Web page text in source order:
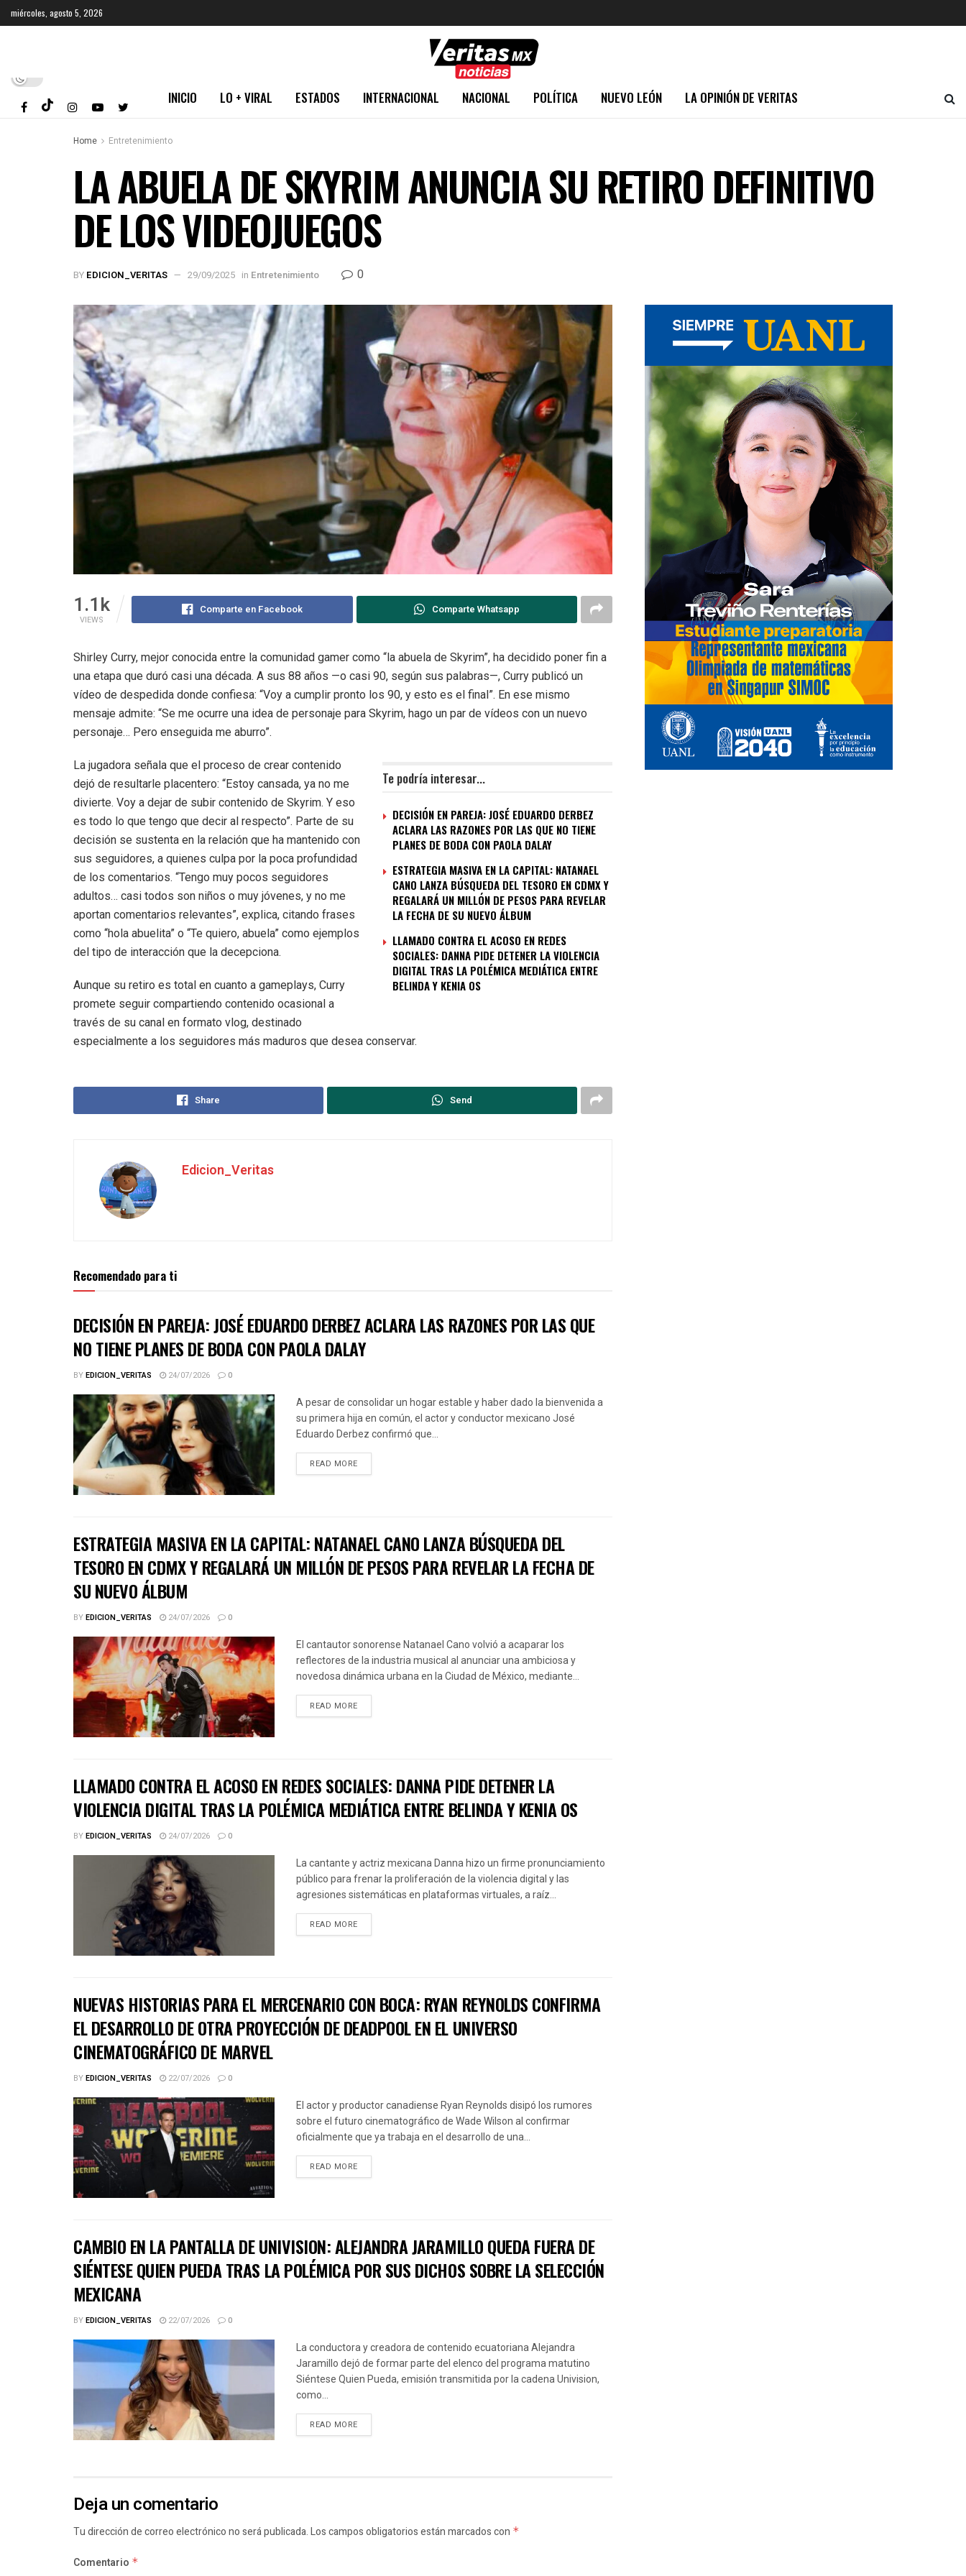
miércoles, agosto 5, 2026
INICIO LO + VIRAL ESTADOS INTERNACIONAL NACIONAL POLÍTICA NUEVO LEÓN LA OPINIÓN DE VERITAS
Home Entretenimiento
LA ABUELA DE SKYRIM ANUNCIA SU RETIRO DEFINITIVO
DE LOS VIDEOJUEGOS
BY EDICION_VERITAS 29/09/2025 in Entretenimiento 0
1.1k
VIEWS
Comparte en Facebook Comparte Whatsapp
Shirley Curry, mejor conocida entre la comunidad gamer como “la abuela de Skyrim”, ha decidido poner fin a
una etapa que duró casi una década. A sus 88 años —o casi 90, según sus palabras—, Curry publicó un
vídeo de despedida donde confiesa: “Voy a cumplir pronto los 90, y esto es el final”. En ese mismo
mensaje admite: “Se me ocurre una idea de personaje para Skyrim, hago un par de vídeos con un nuevo
personaje… Pero enseguida me aburro”.
Te podría interesar...
DECISIÓN EN PAREJA: JOSÉ EDUARDO DERBEZ
ACLARA LAS RAZONES POR LAS QUE NO TIENE
PLANES DE BODA CON PAOLA DALAY
ESTRATEGIA MASIVA EN LA CAPITAL: NATANAEL
CANO LANZA BÚSQUEDA DEL TESORO EN CDMX Y
REGALARÁ UN MILLÓN DE PESOS PARA REVELAR
LA FECHA DE SU NUEVO ÁLBUM
LLAMADO CONTRA EL ACOSO EN REDES
SOCIALES: DANNA PIDE DETENER LA VIOLENCIA
DIGITAL TRAS LA POLÉMICA MEDIÁTICA ENTRE
BELINDA Y KENIA OS
La jugadora señala que el proceso de crear contenido
dejó de resultarle placentero: “Estoy cansada, ya no me
divierte. Voy a dejar de subir contenido de Skyrim. Y eso
es todo lo que tengo que decir al respecto”. Parte de su
decisión se sustenta en la relación que ha mantenido con
sus seguidores, a quienes culpa por la poca profundidad
de los comentarios. “Tengo muy pocos seguidores
adultos… casi todos son niños o muy jóvenes, y no me
aportan comentarios relevantes”, explica, citando frases
como “hola abuelita” o “Te quiero, abuela” como ejemplos
del tipo de interacción que la decepciona.
Aunque su retiro es total en cuanto a gameplays, Curry
promete seguir compartiendo contenido ocasional a
través de su canal en formato vlog, destinado
especialmente a los seguidores más maduros que desea conservar.
Share Send
Edicion_Veritas
Recomendado para ti
DECISIÓN EN PAREJA: JOSÉ EDUARDO DERBEZ ACLARA LAS RAZONES POR LAS QUE
NO TIENE PLANES DE BODA CON PAOLA DALAY
BYEDICION_VERITAS 24/07/2026 0
A pesar de consolidar un hogar estable y haber dado la bienvenida a
su primera hija en común, el actor y conductor mexicano José
Eduardo Derbez confirmó que...
READ MORE
ESTRATEGIA MASIVA EN LA CAPITAL: NATANAEL CANO LANZA BÚSQUEDA DEL
TESORO EN CDMX Y REGALARÁ UN MILLÓN DE PESOS PARA REVELAR LA FECHA DE
SU NUEVO ÁLBUM
BYEDICION_VERITAS 24/07/2026 0
El cantautor sonorense Natanael Cano volvió a acaparar los
reflectores de la industria musical al anunciar una ambiciosa y
novedosa dinámica urbana en la Ciudad de México, mediante...
READ MORE
LLAMADO CONTRA EL ACOSO EN REDES SOCIALES: DANNA PIDE DETENER LA
VIOLENCIA DIGITAL TRAS LA POLÉMICA MEDIÁTICA ENTRE BELINDA Y KENIA OS
BYEDICION_VERITAS 24/07/2026 0
La cantante y actriz mexicana Danna hizo un firme pronunciamiento
público para frenar la proliferación de la violencia digital y las
agresiones sistemáticas en plataformas virtuales, a raíz...
READ MORE
NUEVAS HISTORIAS PARA EL MERCENARIO CON BOCA: RYAN REYNOLDS CONFIRMA
EL DESARROLLO DE OTRA PROYECCIÓN DE DEADPOOL EN EL UNIVERSO
CINEMATOGRÁFICO DE MARVEL
BYEDICION_VERITAS 22/07/2026 0
El actor y productor canadiense Ryan Reynolds disipó los rumores
sobre el futuro cinematográfico de Wade Wilson al confirmar
oficialmente que ya trabaja en el desarrollo de una...
READ MORE
CAMBIO EN LA PANTALLA DE UNIVISION: ALEJANDRA JARAMILLO QUEDA FUERA DE
SIÉNTESE QUIEN PUEDA TRAS LA POLÉMICA POR SUS DICHOS SOBRE LA SELECCIÓN
MEXICANA
BYEDICION_VERITAS 22/07/2026 0
La conductora y creadora de contenido ecuatoriana Alejandra
Jaramillo dejó de formar parte del elenco del programa matutino
Siéntese Quien Pueda, emisión transmitida por la cadena Univision,
como...
READ MORE
Deja un comentario
Tu dirección de correo electrónico no será publicada.Los campos obligatorios están marcados con *
Comentario *